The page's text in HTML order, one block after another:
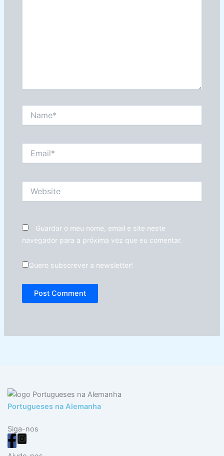
Guardar o meu nome, email e site neste
navegador para a próxima vez que eu comentar.
Quero subscrever a newsletter!
Portugueses na Alemanha
Siga-nos